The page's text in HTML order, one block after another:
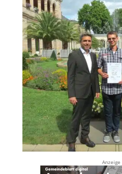
Anzeige